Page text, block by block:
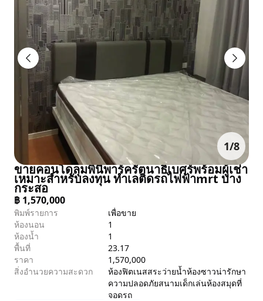
1/8
ขายคอนโดลุมพินีพาร์ค​รัตนาธิเบศร์​พร้อมผู้เช่า​
เหมาะสำหรับลงทุน​ ทำเลติดรถไฟฟ้าmrt​ บาง
กระสอ
฿ 1,570,000
พิมพ์รายการ
เพื่อขาย
ห้องนอน
1
ห้องน้ำ
1
พื้นที่
23.17
ราคา
1,570,000
สิ่งอำนวยความสะดวก
ห้องฟิตเนสสระว่ายน้ำห้องซาวน่ารักษา
ความปลอดภัยสนามเด็กเล่นห้องสมุดที่
จอดรถ